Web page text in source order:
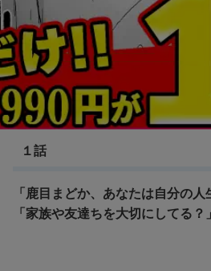
魔法少女まどか☆マギカ
１話
「鹿目まどか、あなたは自分の人
「家族や友達ちを大切にしてる？」